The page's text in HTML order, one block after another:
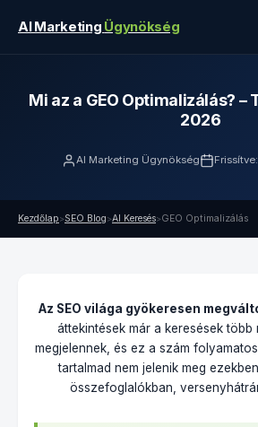
AI Marketing Ügynökség
Mi az a GEO Optimalizálás? –
2026
AI Marketing Ügynökség
Kezdőlap>SEO Blog>AI Keresés>GEO Optimalizálás
Az SEO világa gyökeresen
áttekintések már a keresések több
megjelennek, és ez a szám
tartalmad nem jelenik meg
összefoglalókban,